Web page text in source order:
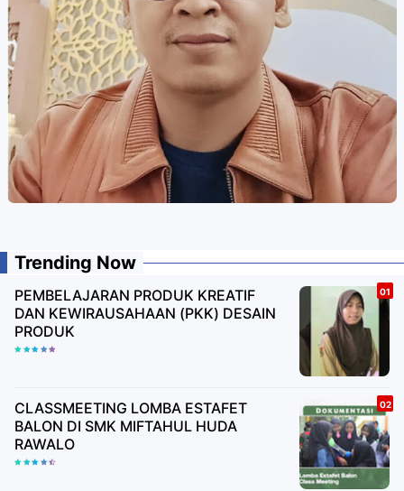
Trending Now
PEMBELAJARAN PRODUK KREATIF
DAN KEWIRAUSAHAAN (PKK) DESAIN
PRODUK
CLASSMEETING LOMBA ESTAFET
BALON DI SMK MIFTAHUL HUDA
RAWALO